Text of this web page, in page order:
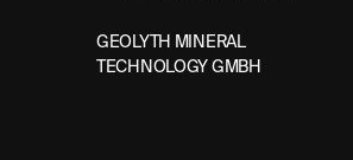
GEOLYTH MINERAL
TECHNOLOGY GMBH